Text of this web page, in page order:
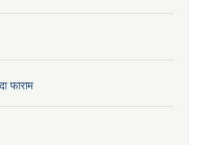
फाराम